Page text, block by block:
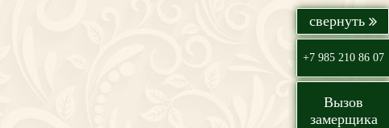
+7 985 210 86 07
Вызов
замерщика